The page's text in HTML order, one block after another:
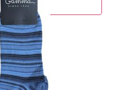
Подробнее